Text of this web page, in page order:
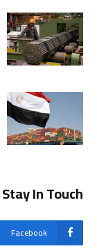
Stay In Touch
Facebook